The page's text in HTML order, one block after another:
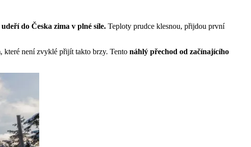
do Česka zima v plné síle. Teploty prudce klesnou, přijdou první
které není zvyklé přijít takto brzy. Tento náhlý přechod od začínajícího